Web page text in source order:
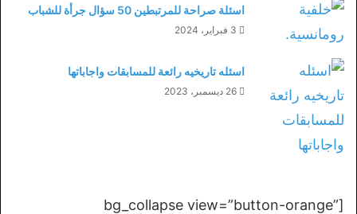
اسئلة صراحة للمرتبطين 50 سؤال جرأة للشباب
3 فبراير، 2024
اسئله تاريخيه رائعة للمسابقات واجاباتها
26 ديسمبر، 2023
[bg_collapse view=”button-orange”